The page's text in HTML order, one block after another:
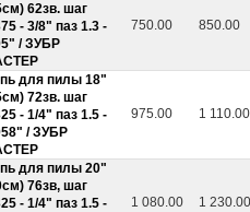
62зв. шаг
- 3/8" паз 1.3 -
/ ЗУБР
750.00 850.00
для пилы 18"
72зв. шаг
- 1/4" паз 1.5 -
/ ЗУБР
975.00 1 110.00
для пилы 20"
76зв, шаг
- 1/4" паз 1.5 -
1 080.00 1 230.00